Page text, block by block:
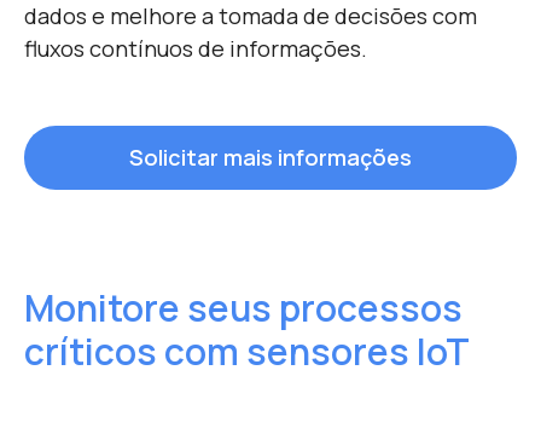
dados e melhore a tomada de decisões com
fluxos contínuos de informações.
Solicitar mais informações
Monitore seus processos
críticos com sensores IoT